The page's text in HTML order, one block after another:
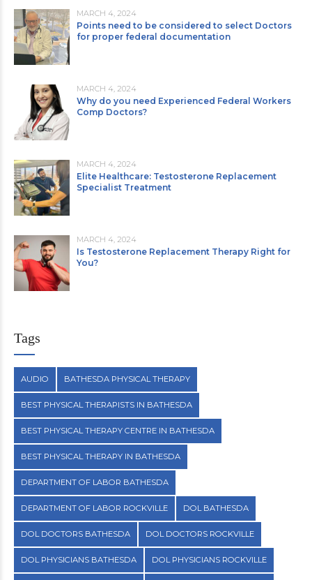
MARCH 4, 2024
Points need to be considered to select Doctors
for proper federal documentation
MARCH 4, 2024
Why do you need Experienced Federal Workers
Comp Doctors?
MARCH 4, 2024
Elite Healthcare: Testosterone Replacement
Specialist Treatment
MARCH 4, 2024
Is Testosterone Replacement Therapy Right for
You?
Tags
AUDIO BATHESDA PHYSICAL THERAPY
BEST PHYSICAL THERAPISTS IN BATHESDA
BEST PHYSICAL THERAPY CENTRE IN BATHESDA
BEST PHYSICAL THERAPY IN BATHESDA
DEPARTMENT OF LABOR BATHESDA
DEPARTMENT OF LABOR ROCKVILLE DOL BATHESDA
DOL DOCTORS BATHESDA DOL DOCTORS ROCKVILLE
DOL PHYSICIANS BATHESDA DOL PHYSICIANS ROCKVILLE